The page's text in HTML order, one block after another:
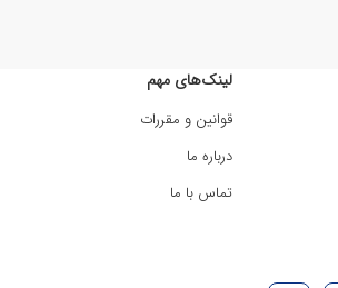
لینک‌های مهم
قوانین و مقررات
درباره ما
تماس با ما